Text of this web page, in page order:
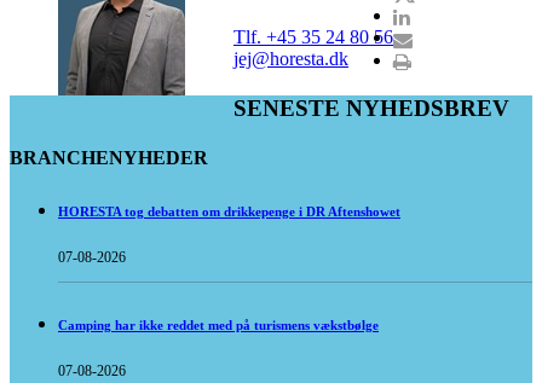
Tlf. +45 35 24 80 56
jej@horesta.dk
SENESTE NYHEDSBREV
BRANCHENYHEDER
HORESTA tog debatten om drikkepenge i DR Aftenshowet
07-08-2026
Camping har ikke reddet med på turismens vækstbølge
07-08-2026